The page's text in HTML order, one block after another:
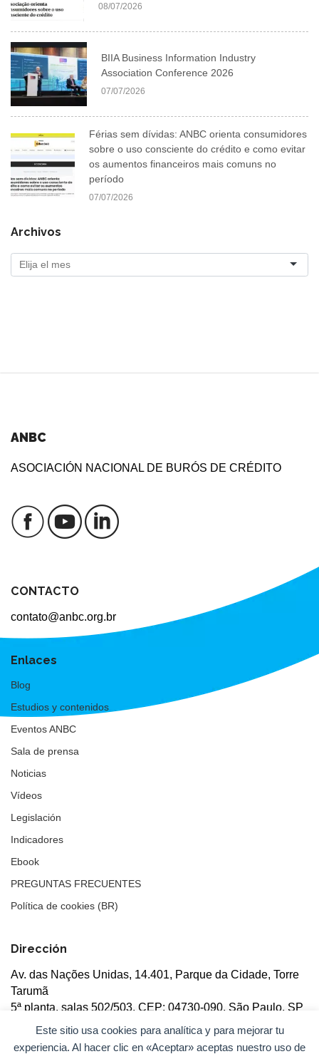
Este sitio usa cookies para analítica y para mejorar tu
experiencia. Al hacer clic en «Aceptar» aceptas nuestro uso de
08/07/2026
BIIA Business Information Industry
Association Conference 2026
07/07/2026
Férias sem dívidas: ANBC orienta consumidores
sobre o uso consciente do crédito e como evitar
os aumentos financeiros mais comuns no
período
07/07/2026
Archivos
ANBC
ASOCIACIÓN NACIONAL DE BURÓS DE CRÉDITO
CONTACTO
contato@anbc.org.br
Enlaces
Blog
Estudios y contenidos
Eventos ANBC
Sala de prensa
Noticias
Vídeos
Legislación
Indicadores
Ebook
PREGUNTAS FRECUENTES
Política de cookies (BR)
Dirección
Av. das Nações Unidas, 14.401, Parque da Cidade, Torre
Tarumã
5ª planta, salas 502/503, CEP: 04730-090, São Paulo, SP